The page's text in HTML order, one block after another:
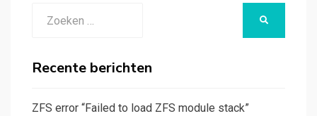
naar:
Recente berichten
ZFS error “Failed to load ZFS module stack”